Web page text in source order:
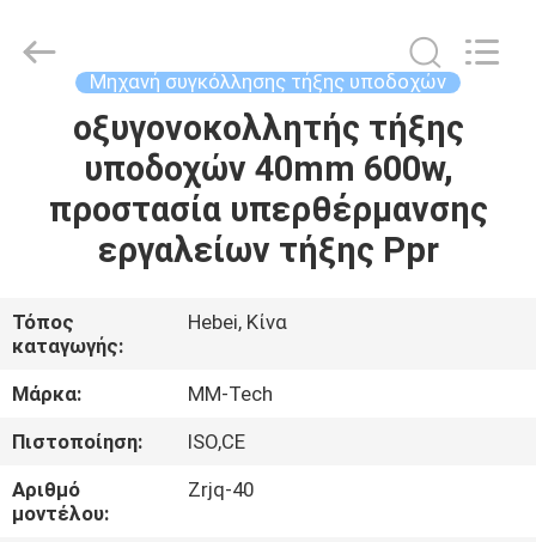
ΣΠΊΤΙ
ΠΡΟΪΌΝΤΑ
ΣΧΕΤΙΚΆ
ΜΕ
ΕΜΆΣ
ΕΠΙΣΚΈΨΕΙΣ
ΣΤΟ
ΕΡΓΟΣΤΆΣΙΟ
Mingmai
Technology
Μηχανή συγκόλλησης τήξης υποδοχών
οξυγονοκολλητής τήξης
υποδοχών 40mm 600w,
προστασία υπερθέρμανσης
εργαλείων τήξης Ppr
Τόπος
καταγωγής:
Hebei, Κίνα
Μάρκα:
MM-Tech
Πιστοποίηση:
ISO,CE
Αριθμό
μοντέλου:
Zrjq-40